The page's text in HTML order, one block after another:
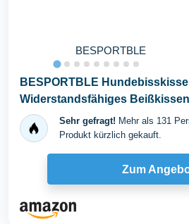
BESPORTBLE
BESPORTBLE
Widerstandsfähiges
Griffen...Sehr gefragt! Mehr als 131
Produkt kürzlich gekauft.
Zum